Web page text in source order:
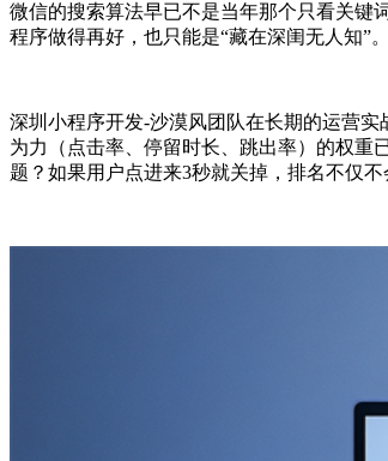
微信的搜索算法早已不是当年那个只看关键
程序做得再好，也只能是“藏在深闺无人知”。
深圳小程序开发-沙漠风团队在长期的运营
为力（点击率、停留时长、跳出率）的权重
题？如果用户点进来3秒就关掉，排名不仅不